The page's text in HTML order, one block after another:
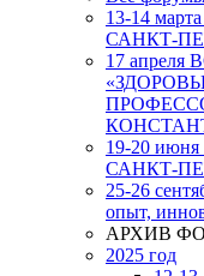
13-14
САНКТ-
17
19-20
САНКТ-
25-26
опыт,
АРХИВ
2025 год